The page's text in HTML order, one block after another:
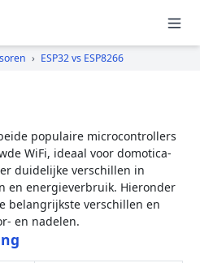
› ESP32 vs ESP8266
populaire microcontrollers
WiFi, ideaal voor domotica-
duidelijke verschillen in
en energieverbruik. Hieronder
belangrijkste verschillen en
en nadelen.